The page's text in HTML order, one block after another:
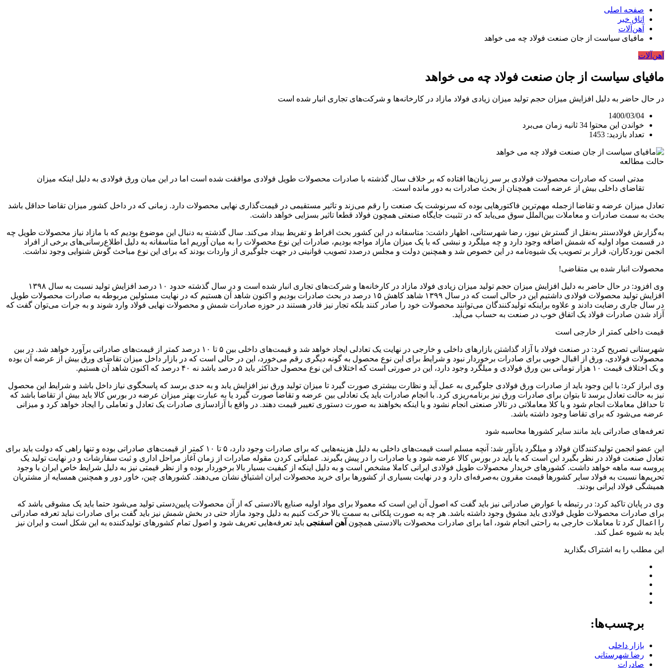
صفحه اصلی
اتاق خبر
آهن‌آلات
مافیای سیاست از جان صنعت فولاد چه می‌ خواهد
آهن‌آلات
مافیای سیاست از جان صنعت فولاد چه می‌ خواهد
در حال حاضر به دلیل افزایش میزان حجم تولید میزان زیادی فولاد مازاد در کارخانه‌ها و شرکت‌های تجاری انبار شده است
1400/03/04
خواندن این محتوا 34 ثانیه زمان می‌برد
تعداد بازدید: 1453
حالت مطالعه
مدتی است که صادرات محصولات فولادی بر سر زبان‌ها افتاده که بر خلاف سال گذشته با صادرات محصولات طویل فولادی موافقت شده است اما در این میان ورق فولادی به دلیل اینکه میزان
تقاضای داخلی بیش از عرضه است همچنان از بحث صادرات به دور مانده است.
تعادل میزان عرضه و تقاضا ازجمله مهم‌ترین فاکتورهایی بوده که سرنوشت یک صنعت را رقم می‌زند و تاثیر مستقیمی در قیمت‌گذاری نهایی محصولات دارد. زمانی که در داخل کشور میزان تقاضا حداقل باشد
بحث به سمت صادرات و معاملات بین‌الملل سوق می‌یابد که در تثبیت جایگاه صنعتی همچون فولاد قطعا تاثیر بسزایی خواهد داشت.
به‌گزارش فولادسنتر به‌نقل از گسترش نیوز، رضا شهرستانی، اظهار داشت: متاسفانه در این کشور بحث افراط و تفریط بیداد می‌کند. سال گذشته به دنبال این موضوع بودیم که با مازاد نیاز محصولات طویل چه
در قسمت مواد اولیه که شمش اضافه وجود دارد و چه میلگرد و نبشی که با یک میزان مازاد مواجه بودیم، صادرات این نوع محصولات را به میان آوریم اما متاسفانه به دلیل اطلاع‌رسانی‌های برخی از افراد
انجمن نوردکاران، قرار بر تصویب یک شیوه‌نامه در این خصوص شد و همچنین دولت و مجلس درصدد تصویب قوانینی در جهت جلوگیری از واردات بودند که برای این نوع مباحث گوش شنوایی وجود نداشت.
محصولات انبار شده بی متقاضی!
وی افزود: در حال حاضر به دلیل افزایش میزان حجم تولید میزان زیادی فولاد مازاد در کارخانه‌ها و شرکت‌های تجاری انبار شده است و در سال گذشته حدود ۱۰ درصد افزایش تولید نسبت به سال ۱۳۹۸
افزایش تولید محصولات فولادی داشتیم این در حالی است که در سال ۱۳۹۹ شاهد کاهش ۱۵ درصد در بحث صادرات بودیم و اکنون شاهد آن هستیم که در نهایت مسئولین مربوطه به صادرات محصولات طویل
در سال جاری رضایت دادند و علاوه براینکه تولیدکنندگان می‌توانند محصولات خود را صادر کنند بلکه تجار نیز قادر هستند در حوزه صادرات شمش و محصولات نهایی فولاد وارد شوند و به جرات می‌توان گفت که
آزاد شدن صادرات فولاد یک اتفاق خوب در صنعت به حساب می‌آید.
قیمت داخلی کمتر از خارجی است
شهرستانی تصریح کرد: در صنعت فولاد با آزاد گذاشتن بازارهای داخلی و خارجی در نهایت یک تعادلی ایجاد خواهد شد و قیمت‌های داخلی بین ۵ تا ۱۰ درصد کمتر از قیمت‌های صادراتی برآورد خواهد شد. در بین
محصولات فولادی، ورق از اقبال خوبی برای صادرات برخوردار نبود و شرایط برای این نوع محصول به گونه دیگری رقم می‌خورد، این در حالی است که در بازار داخل میزان تقاضای ورق بیش از عرضه آن بوده
و یک اختلاف قیمت ۱۰ هزار تومانی بین ورق فولادی و میلگرد وجود دارد، این در صورتی است که اختلاف این نوع محصول حداکثر باید ۵ درصد باشد نه ۴۰ درصد که اکنون شاهد آن هستیم.
وی ابراز کرد: با این وجود باید از صادرات ورق فولادی جلوگیری به عمل آید و نظارت بیشتری صورت گیرد تا میزان تولید ورق نیز افزایش یابد و به حدی برسد که پاسخگوی نیاز داخل باشد و شرایط این محصول
نیز به حالت تعادل برسد تا بتوان برای صادرات ورق نیز برنامه‌ریزی کرد. با انجام صادرات باید یک تعادلی بین عرضه و تقاضا صورت گیرد یا به عبارت بهتر میزان عرضه در بورس کالا باید بیش از تقاضا باشد که
تا حداقل معاملات انجام شود و یا کلا معاملاتی در تالار صنعتی انجام نشود و یا اینکه بخواهند به صورت دستوری تغییر قیمت دهند. در واقع با آزادسازی صادرات یک تعادل و تعاملی را ایجاد خواهد کرد و میزانی
عرضه می‌شود که برای تقاضا وجود داشته باشد.
تعرفه‌های صادراتی باید مانند سایر کشورها محاسبه شود
این عضو انجمن تولیدکنندگان فولاد و میلگرد یادآور شد: آنچه مسلم است قیمت‌های داخلی به دلیل هزینه‌هایی که برای صادرات وجود دارد، ۵ تا ۱۰ کمتر از قیمت‌های صادراتی بوده و تنها راهی که دولت باید برای
تعادل صنعت فولاد در نظر بگیرد این است که یا باید در بورس کالا عرضه شود و یا صادرات را در پیش بگیرند. عملیاتی کردن مقوله صادرات از زمان آغاز مراحل اداری و ثبت سفارشات و در نهایت تولید یک
پروسه سه ماهه خواهد داشت. کشورهای خریدار محصولات طویل فولادی ایرانی کاملا مشخص است و به دلیل اینکه از کیفیت بسیار بالا برخوردار بوده و از نظر قیمتی نیز به دلیل شرایط خاص ایران با وجود
تحریم‌ها نسبت به فولاد سایر کشورها قیمت مقرون به‌صرفه‌ای دارد و در نهایت بسیاری از کشورها برای خرید محصولات ایران اشتیاق نشان می‌دهند. کشورهای چین، خاور دور و همچنین همسایه از مشتریان
همیشگی فولاد ایرانی بودند.
وی در پایان تاکید کرد: در رتبطه با عوارض صادراتی نیز باید گفت که اصول آن این است که معمولا برای مواد اولیه صنایع بالادستی که از آن محصولات پایین‌دستی تولید می‌شود حتما باید یک مشوقی باشد که
برای صادرات محصولات طویل فولادی باید مشوق وجود داشته باشد. هر چه به صورت پلکانی به سمت بالا حرکت کنیم به دلیل وجود مازاد حتی در بخش شمش نیز باید گفت برای صادرات نباید تعرفه صادراتی
را اعمال کرد تا معاملات خارجی به راحتی انجام شود، اما برای صادرات محصولات بالادستی همچون آهن اسفنجی باید تعرفه‌هایی تعریف شود و اصول تمام کشورهای تولیدکننده به این شکل است و ایران نیز
باید به شیوه عمل کند.
این مطلب را به اشتراک بگذارید
برچسب‌ها:
بازار داخلی
رضا شهرستانی
صادرات